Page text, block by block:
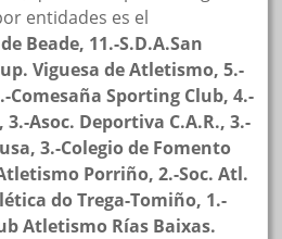
entidades es el
Beade, 11.-S.D.A.San
Viguesa de Atletismo, 5.-
Comesaña Sporting Club, 4.-
Asoc. Deportiva C.A.R., 3.-
3.-Colegio de Fomento
Porriño, 2.-Soc. Atl.
do Trega-Tomiño, 1.-
Atletismo Rías Baixas.